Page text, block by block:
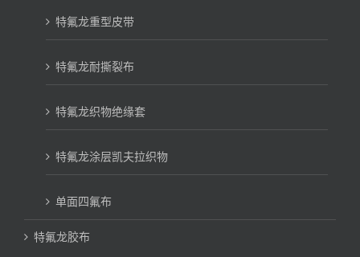
特氟龙重型皮带
特氟龙耐撕裂布
特氟龙织物绝缘套
特氟龙涂层凯夫拉织物
单面四氟布
特氟龙胶布